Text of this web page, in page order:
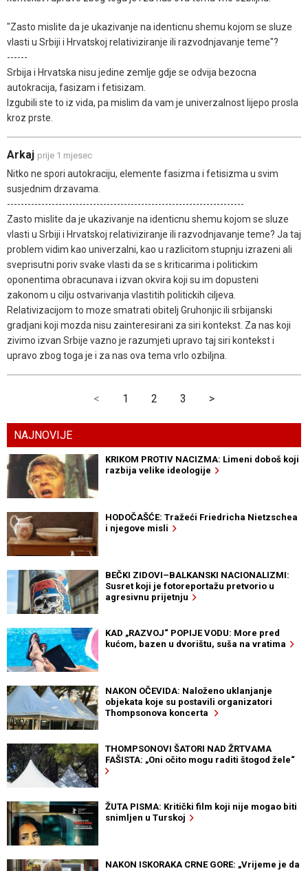
"Zasto mislite da je ukazivanje na identicnu shemu kojom se sluze
vlasti u Srbiji i Hrvatskoj relativiziranje ili razvodnjavanje teme"?
------
Srbija i Hrvatska nisu jedine zemlje gdje se odvija bezocna
autokracija, fasizam i fetisizam.
Izgubili ste to iz vida, pa mislim da vam je univerzalnost lijepo prosla
kroz prste.
Arkaj prije 1 mjesec
Nitko ne spori autokraciju, elemente fasizma i fetisizma u svim
susjednim drzavama.
---------------------------------------------------------------------
Zasto mislite da je ukazivanje na identicnu shemu kojom se sluze
vlasti u Srbiji i Hrvatskoj relativiziranje ili razvodnjavanje teme? Ja taj
problem vidim kao univerzalni, kao u razlicitom stupnju izrazeni ali
sveprisutni poriv svake vlasti da se s kriticarima i politickim
oponentima obracunava i izvan okvira koji su im dopusteni
zakonom u cilju ostvarivanja vlastitih politickih ciljeva.
Relativizacijom to moze smatrati obitelj Gruhonjic ili srbijanski
gradjani koji mozda nisu zainteresirani za siri kontekst. Za nas koji
zivimo izvan Srbije vazno je razumjeti upravo taj siri kontekst i
upravo zbog toga je i za nas ova tema vrlo ozbiljna.
< 1 2 3 >
NAJNOVIJE
KRIKOM PROTIV NACIZMA: Limeni doboš koji
razbija velike ideologije
HODOČAŠĆE: Tražeći Friedricha Nietzschea
i njegove misli
BEČKI ZIDOVI–BALKANSKI NACIONALIZMI:
Susret koji je fotoreportažu pretvorio u
agresivnu prijetnju
KAD „RAZVOJ“ POPIJE VODU: More pred
kućom, bazen u dvorištu, suša na vratima
NAKON OČEVIDA: Naloženo uklanjanje
objekata koje su postavili organizatori
Thompsonova koncerta
THOMPSONOVI ŠATORI NAD ŽRTVAMA
FAŠISTA: „Oni očito mogu raditi štogod žele“
ŽUTA PISMA: Kritički film koji nije mogao biti
snimljen u Turskoj
NAKON ISKORAKA CRNE GORE: „Vrijeme je da